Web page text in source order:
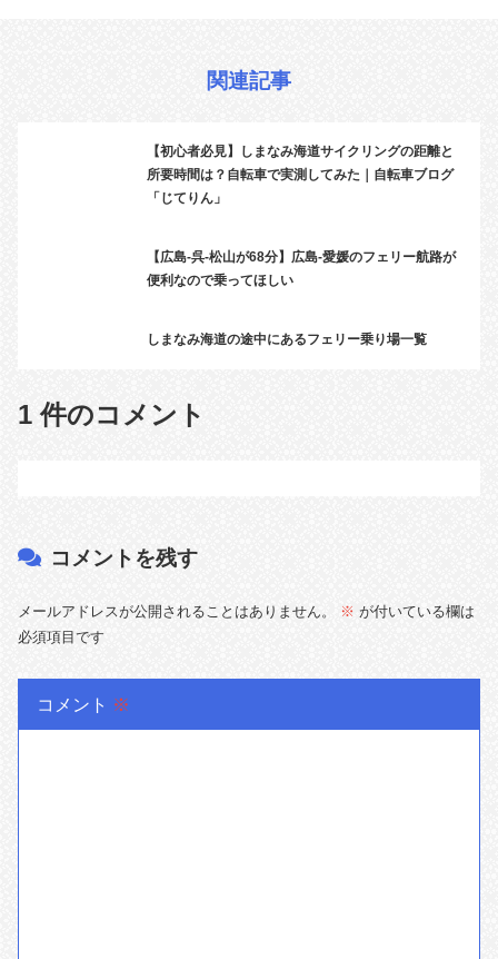
関連記事
【初心者必見】しまなみ海道サイクリングの距離と
所要時間は？自転車で実測してみた｜自転車ブログ
「じてりん」
【広島-呉-松山が68分】広島-愛媛のフェリー航路が
便利なので乗ってほしい
しまなみ海道の途中にあるフェリー乗り場一覧
1 件のコメント
コメントを残す
メールアドレスが公開されることはありません。 ※ が付いている欄は
必須項目です
コメント ※